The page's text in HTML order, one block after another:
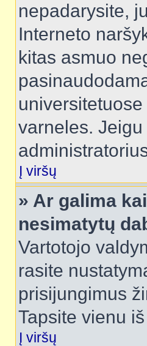
nepadarysite,
Interneto
kitas asmuo
varneles.
Į viršų
» Ar galima
nesimatytų
Vartotojo
rasite
prisijungimus
Tapsite vienu
Į viršų